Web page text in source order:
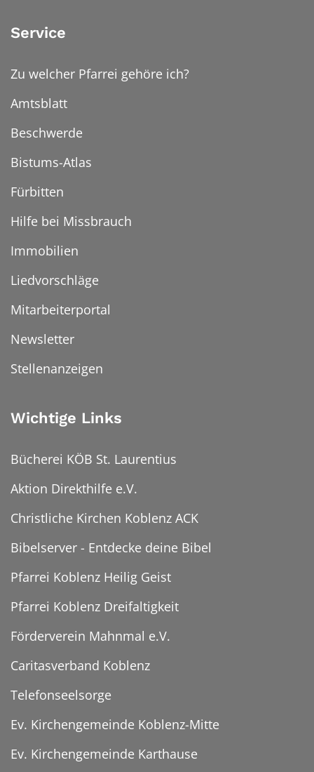
Service
Zu welcher Pfarrei gehöre ich?
Amtsblatt
Beschwerde
Bistums-Atlas
Fürbitten
Hilfe bei Missbrauch
Immobilien
Liedvorschläge
Mitarbeiterportal
Newsletter
Stellenanzeigen
Wichtige Links
Bücherei KÖB St. Laurentius
Aktion Direkthilfe e.V.
Christliche Kirchen Koblenz ACK
Bibelserver - Entdecke deine Bibel
Pfarrei Koblenz Heilig Geist
Pfarrei Koblenz Dreifaltigkeit
Förderverein Mahnmal e.V.
Caritasverband Koblenz
Telefonseelsorge
Ev. Kirchengemeinde Koblenz-Mitte
Ev. Kirchengemeinde Karthause